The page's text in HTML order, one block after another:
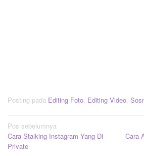
Posting pada Editing Foto, Editing Video,
Navigasi
pos
Pos sebelumnya
Cara Stalking Instagram Yang Di
Private
Cara